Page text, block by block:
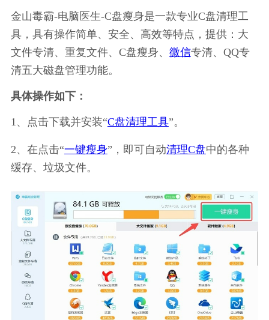
金山毒霸-电脑医生-C盘瘦身是一款专业C盘清理工
具，具有操作简单、安全、高效等特点，提供：大
文件专清、重复文件、C盘瘦身、 微信专清、QQ专
清五大磁盘管理功能。
具体操作如下：
1、点击下载并安装“C盘清理工具”。
2、在点击“一键瘦身”，即可自动清理C盘中的各种
缓存、垃圾文件。